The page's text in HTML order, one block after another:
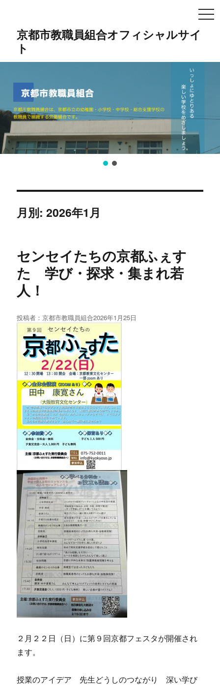
京都市教職員組合オフィシャルサイ
ト
月別: 2026年1月
センセイたちの京都ふぇす
た 学び・探求・集まれ若
人！
投稿者：京都市教職員組合投
日:
2026年1月25日
２月２２日（日）に第９回京都フェスタが開催され
ます。
授業のアイデア 先生どうしのつながり 深い学び